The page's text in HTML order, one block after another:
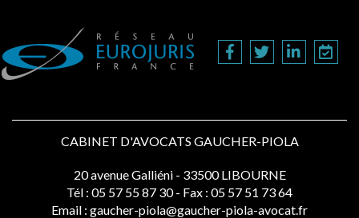
CABINET D'AVOCATS GAUCHER-PIOLA
20 avenue Galliéni - 33500 LIBOURNE
Tél : 05 57 55 87 30 - Fax : 05 57 51 73 64
Email : gaucher-piola@gaucher-piola-avocat.fr